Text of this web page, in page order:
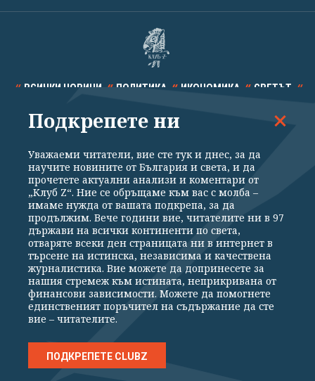
ВСИЧКИ НОВИНИ ПОЛИТИКА ИКОНОМИКА СВЕТЪТ
СПОРТ КУЛТУРА ТЕХНОЛОГИИ КАЛЕЙДОСКОП
Общи условия
Политика за поверителност
Реклама
Партньори Контакти
За Клуб Z
Екип
Подкрепете ни
Издател на www.clubz.bg е „Клуб Зебра Медия“ ЕООД, София, ул. "Алеко
Константинов" 3. Всички права запазени 2026 „Клуб Зебра Медия“
Препечатването на материали, снимки и видео от www.clubz.bg без
разрешение ще бъде преследвано по съдебен път, съгласно
ОБЩИТЕ УСЛОВИЯ
Подкрепете ни
Уважаеми читатели, вие сте тук и днес, за да
научите новините от България и света, и да
прочетете актуални анализи и коментари от
„Клуб Z“. Ние се обръщаме към вас с молба –
имаме нужда от вашата подкрепа, за да
продължим. Вече години вие, читателите ни в 97
държави на всички континенти по света,
отваряте всеки ден страницата ни в интернет в
търсене на истинска, независима и качествена
журналистика. Вие можете да допринесете за
нашия стремеж към истината, неприкривана от
финансови зависимости. Можете да помогнете
единственият поръчител на съдържание да сте
вие – читателите.
ПОДКРЕПЕТЕ CLUBZ